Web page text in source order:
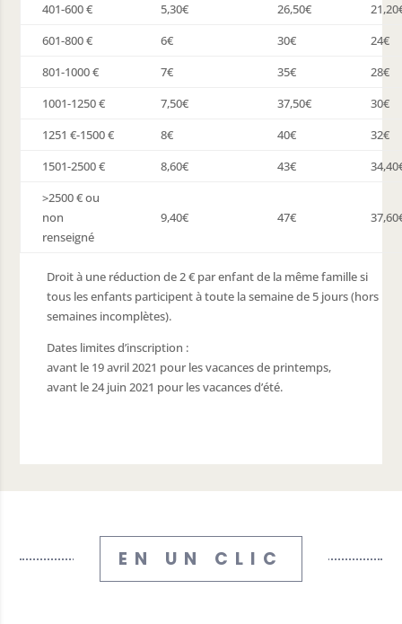
à domicile
de Santé
car
401-600 €
5,30€ 26,50€
601-800 €
6€ 30€
24€
801-1000 €
7€ 35€
28€
1001-1250 €
7,50€ 37,50€
30€
1251 €-1500 €
8€ 40€
32€
1501-2500 €
8,60€ 43€
>2500 € ou
non
renseigné
9,40€ 47€
Droit à une réduction de 2 € par enfant de la même famille si
tous les enfants participent à toute la semaine de 5 jours (hors
semaines incomplètes).
Dates limites d’inscription :
avant le 19 avril 2021 pour les vacances de printemps,
avant le 24 juin 2021 pour les vacances d’été.
EN UN CLIC